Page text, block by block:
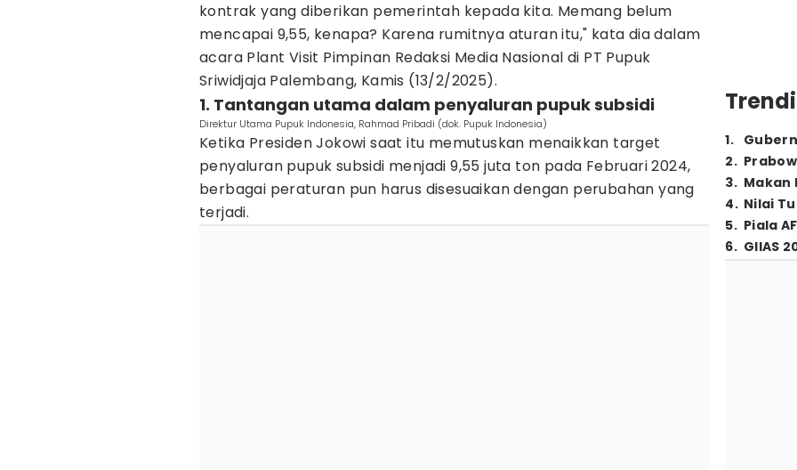
kontrak yang diberikan pemerintah kepada kita. Memang belum
mencapai 9,55, kenapa? Karena rumitnya aturan itu," kata dia dalam
acara Plant Visit Pimpinan Redaksi Media Nasional di PT Pupuk
Sriwidjaja Palembang, Kamis (13/2/2025).
1. Tantangan utama dalam penyaluran pupuk subsidi
Direktur Utama Pupuk Indonesia, Rahmad Pribadi (dok. Pupuk Indonesia)
Ketika Presiden Jokowi saat itu memutuskan menaikkan target
penyaluran pupuk subsidi menjadi 9,55 juta ton pada Februari 2024,
berbagai peraturan pun harus disesuaikan dengan perubahan yang
terjadi.
1.
2.
3. Makan
4. Nilai
5. Piala
6. GIIAS